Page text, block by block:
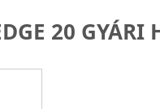
20 GYÁRI